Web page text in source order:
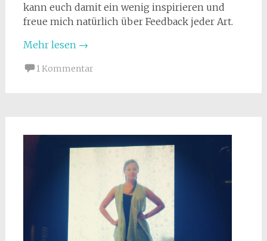
kann euch damit ein wenig inspirieren und
freue mich natürlich über Feedback jeder Art.
Mehr lesen →
1 Kommentar